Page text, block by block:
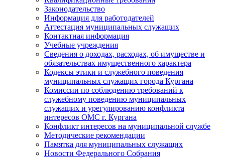
Законодательство
Информация для работодателей
Аттестация муниципальных служащих
Контактная информация
Учебные учреждения
Сведения о доходах, расходах, об имуществе и
обязательствах имущественного характера
Кодексы этики и служебного поведения
муниципальных служащих города Кургана
Комиссии по соблюдению требований к
служебному поведению муниципальных
служащих и урегулированию конфликта
интересов ОМС г. Кургана
Конфликт интересов на муниципальной службе
Методические рекомендации
Памятка для муниципальных служащих
Новости Федерального Cобрания